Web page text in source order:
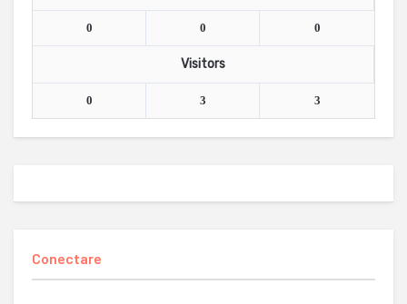
0 0 0
Visitors
0 3 3
Conectare